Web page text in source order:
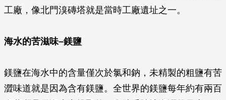
工廠，像北門溴磚塔就是當時工廠遺址之一。
海水的苦滋味–鎂鹽
鎂鹽在海水中的含量僅次於氯和鈉，未精製的粗鹽有苦
澀味道就是因為含有鎂鹽。全世界的鎂鹽每年約有兩百